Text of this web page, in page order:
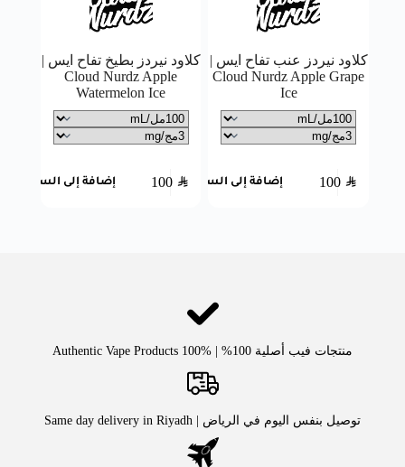
كلاود نيردز عنب تفاح ايس |
Cloud Nurdz Apple Grape
Ice
100 SAR إضافة إلى السلة
كلاود نيردز بطيخ تفاح ايس |
Cloud Nurdz Apple
Watermelon Ice
100 SAR إضافة إلى السلة
منتجات فيب أصلية 100% | Authentic Vape Products 100%
توصيل بنفس اليوم في الرياض | Same day delivery in Riyadh